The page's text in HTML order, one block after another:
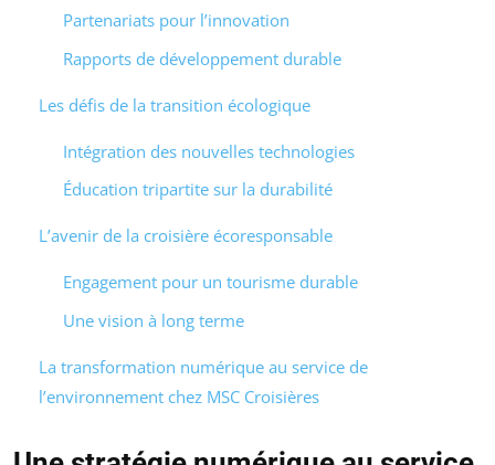
Partenariats pour l’innovation
Rapports de développement durable
Les défis de la transition écologique
Intégration des nouvelles technologies
Éducation tripartite sur la durabilité
L’avenir de la croisière écoresponsable
Engagement pour un tourisme durable
Une vision à long terme
La transformation numérique au service de
l’environnement chez MSC Croisières